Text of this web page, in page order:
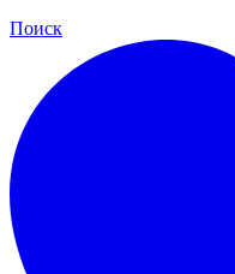
Поиск